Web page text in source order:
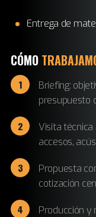
Entrega de
CÓMO
Briefing:
presupuesto
Visita técnica
accesos,
Propuesta
cotización
Producción y